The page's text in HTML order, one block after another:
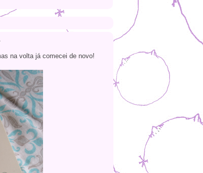
na volta já comecei de novo!